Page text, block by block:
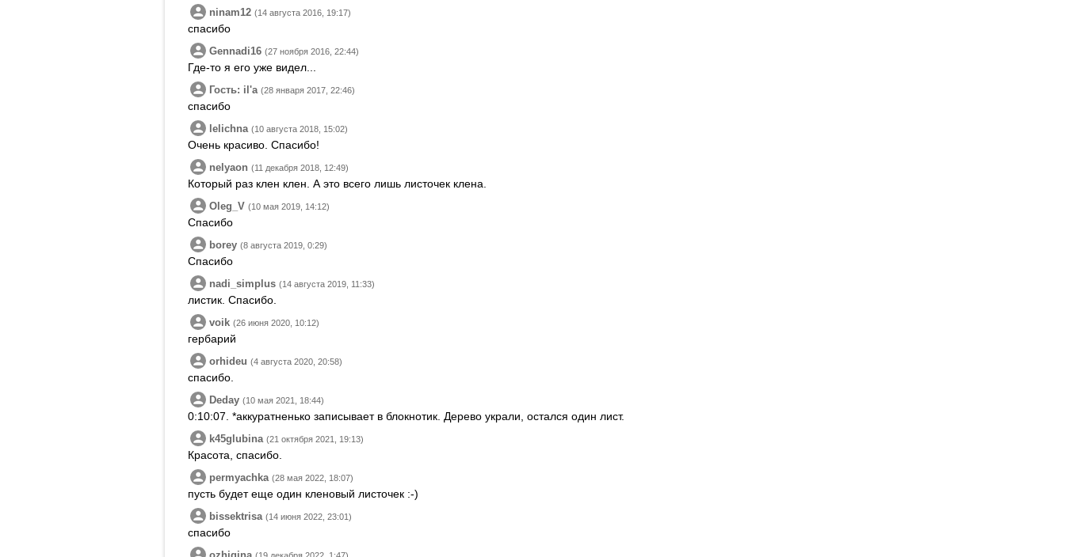
ninam12 (14 августа 2016, 19:17)
спасибо
Gennadi16 (27 ноября 2016, 22:44)
Где-то я его уже видел...
Гость: ilʹa (28 января 2017, 22:46)
спасибо
lelichna (10 августа 2018, 15:02)
Очень красиво. Спасибо!
nelyaon (11 декабря 2018, 12:49)
Который раз клен клен. А это всего лишь листочек клена.
Oleg_V (10 мая 2019, 14:12)
Спасибо
borey (8 августа 2019, 0:29)
Спасибо
nadi_simplus (14 августа 2019, 11:33)
листик. Спасибо.
voik (26 июня 2020, 10:12)
гербарий
orhideu (4 августа 2020, 20:58)
спасибо.
Deday (10 мая 2021, 18:44)
0:10:07. *аккуратненько записывает в блокнотик. Дерево украли, остался один лист.
k45glubina (21 октября 2021, 19:13)
Красота, спасибо.
permyachka (28 мая 2022, 18:07)
пусть будет еще один кленовый листочек :-)
bissektrisa (14 июня 2022, 23:01)
спасибо